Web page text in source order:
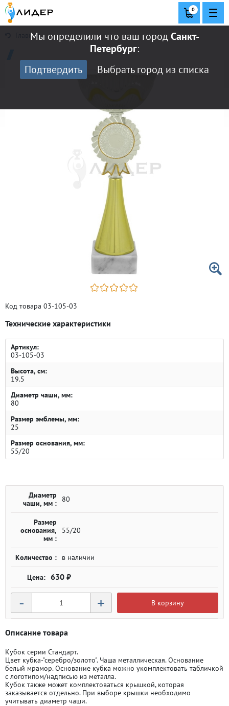
Мы определили что ваш городСанкт-
Петербург:
Подтвердить
Выбрать город из списка
0
Главная
Код товара 03-105-03
Технические характеристики
Артикул:
03-105-03
Высота, см:
19.5
Диаметр чаши, мм:
80
Размер эмблемы, мм:
25
Размер основания, мм:
55/20
Диаметр
чаши, мм :
80
Размер
основания,
мм :
55/20
Количество : в наличии
630 ₽
- + В корзину
Описание товара
Кубок серии Стандарт.
Цвет кубка-"серебро/золото". Чаша металлическая. Основание
белый мрамор. Основание кубка можно укомплектовать табличкой
с логотипом/надписью из металла.
Кубок также может комплектоваться крышкой, которая
заказывается отдельно. При выборе крышки необходимо
учитывать диаметр чаши.